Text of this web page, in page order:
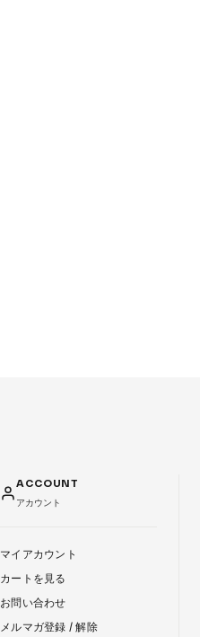
ACCOUNT
アカウント
マイアカウント
カートを見る
お問い合わせ
メルマガ登録 / 解除